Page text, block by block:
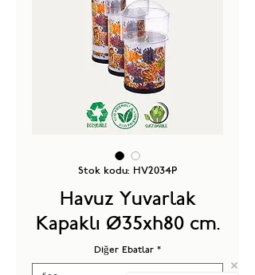
Stok kodu: HV2034P
Havuz Yuvarlak
Kapaklı Ø35xh80 cm.
Diğer Ebatlar *